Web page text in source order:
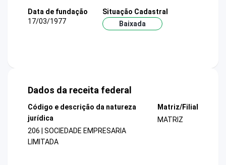
Data de fundação
17/03/1977
Situação Cadastral
Baixada
Dados da receita federal
Código e descrição da natureza
jurídica
206 | SOCIEDADE EMPRESARIA
LIMITADA
Matriz/Filial
MATRIZ